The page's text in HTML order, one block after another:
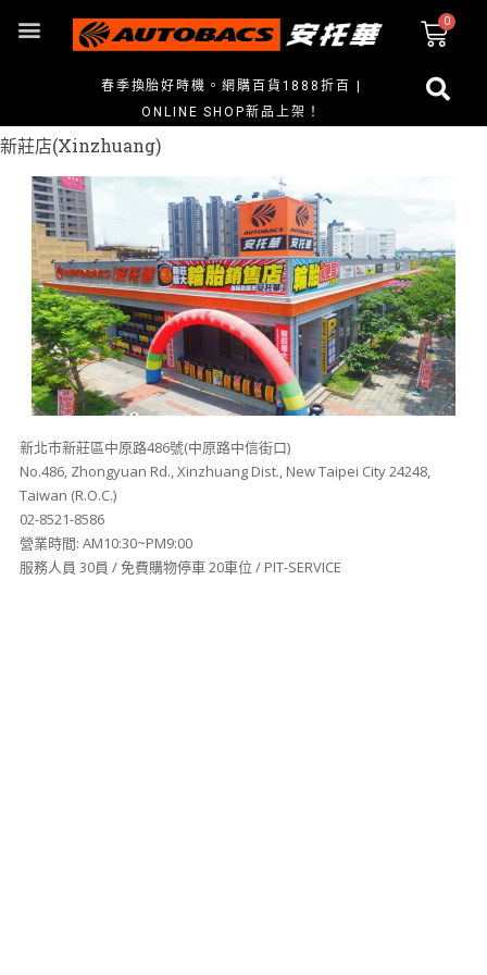
春季換胎好時機。網購百貨1888折百 |
ONLINE SHOP新品上架！
新莊店(Xinzhuang)
新北市新莊區中原路486號(中原路中信街口)
No.486, Zhongyuan Rd., Xinzhuang Dist., New Taipei City 24248,
Taiwan (R.O.C.)
02-8521-8586
營業時間: AM10:30~PM9:00
服務人員 30員 / 免費購物停車 20車位 / PIT-SERVICE